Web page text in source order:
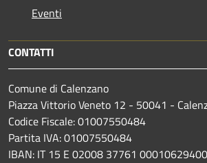
Eventi
CONTATTI
Comune di Calenzano
Piazza Vittorio Veneto 12 - 50041 -
Codice Fiscale: 01007550484
Partita IVA: 01007550484
IBAN: IT 15 E 02008 37761